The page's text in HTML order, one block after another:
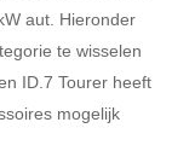
aut. Hieronder
te wisselen
ID.7 Tourer heeft
mogelijk